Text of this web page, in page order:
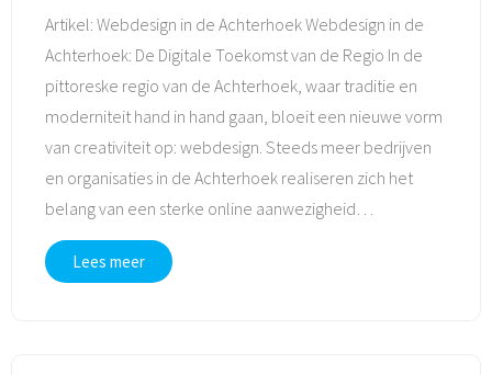
Artikel: Webdesign in de Achterhoek Webdesign in de
Achterhoek: De Digitale Toekomst van de Regio In de
pittoreske regio van de Achterhoek, waar traditie en
moderniteit hand in hand gaan, bloeit een nieuwe vorm
van creativiteit op: webdesign. Steeds meer bedrijven
en organisaties in de Achterhoek realiseren zich het
belang van een sterke online aanwezigheid
Lees meer